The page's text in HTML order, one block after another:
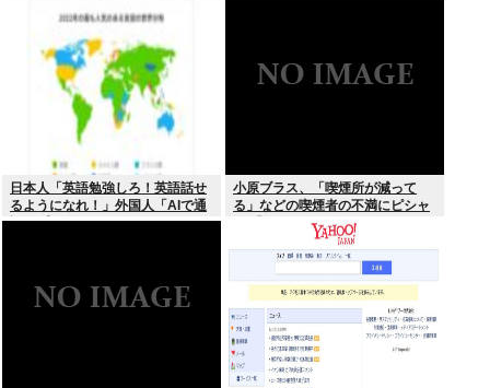
日本人「英語勉強しろ！英語話せ
るようになれ！」外国人「AIで通
訳アプリ使えばいいじゃん」
小原ブラス、「喫煙所が減って
る」などの喫煙者の不満にピシャ
リ 「じゃあやめれば？タバコなん
て家でだけ吸ってればいい」